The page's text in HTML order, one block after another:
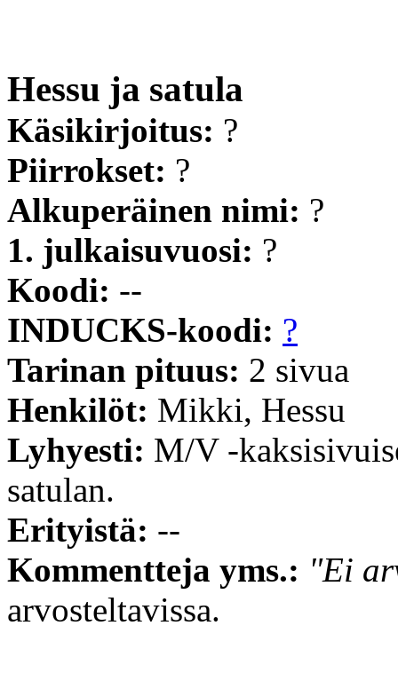
Hessu ja satula
Käsikirjoitus: ?
Piirrokset: ?
Alkuperäinen nimi: ?
1. julkaisuvuosi: ?
Koodi: --
INDUCKS-koodi: ?
Tarinan pituus: 2 sivua
Henkilöt: Mikki, Hessu
Lyhyesti: M/V -
satulan.
Erityistä: --
Kommentteja yms.: "Ei
arvosteltavissa.